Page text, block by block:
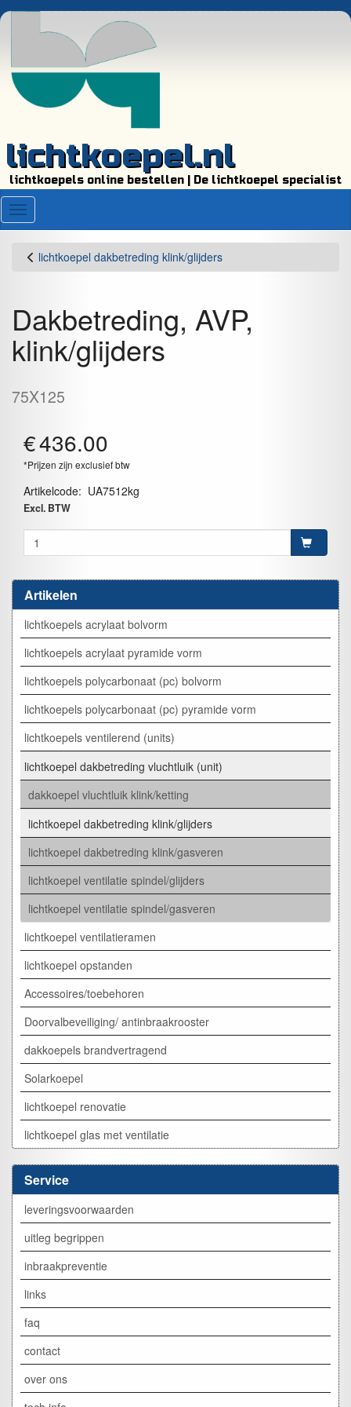
lichtkoepel.nl
lichtkoepels online bestellen | De lichtkoepel specialist
Menu
Artikelen
lichtkoepels acrylaat bolvorm
lichtkoepels acrylaat pyramide vorm
lichtkoepels polycarbonaat (pc) bolvorm
lichtkoepels polycarbonaat (pc) pyramide vorm
lichtkoepels ventilerend (units)
lichtkoepel dakbetreding vluchtluik (unit)
dakkoepel vluchtluik klink/ketting
lichtkoepel dakbetreding klink/glijders
lichtkoepel dakbetreding klink/gasveren
lichtkoepel ventilatie spindel/glijders
lichtkoepel ventilatie spindel/gasveren
lichtkoepel ventilatieramen
lichtkoepel opstanden
Accessoires/toebehoren
Doorvalbeveiliging/ antinbraakrooster
dakkoepels brandvertragend
Solarkoepel
lichtkoepel renovatie
lichtkoepel glas met ventilatie
Service
leveringsvoorwaarden
uitleg begrippen
inbraakpreventie
links
faq
contact
over ons
lichtkoepel dakbetreding klink/glijders
Dakbetreding, AVP,
klink/glijders
75X125
€436.00
*Prijzen zijn exclusief btw
Artikelcode: UA7512kg
Excl. BTW